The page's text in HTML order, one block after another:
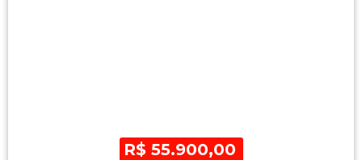
R$ 55.900,00